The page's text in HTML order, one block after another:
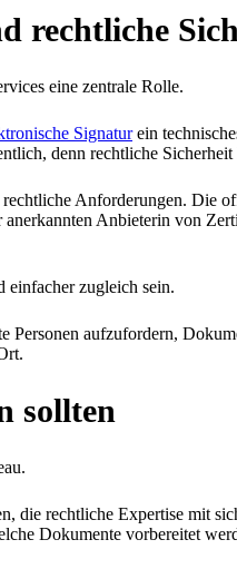
rechtliche
eine zentrale Rolle.
Signaturein
denn rechtliche
Anforderungen. Die
Anbieterin von
einfacher zugleich sein.
Personen aufzufordern,
sollten
die rechtliche Expertise mit
Dokumente vorbereitet